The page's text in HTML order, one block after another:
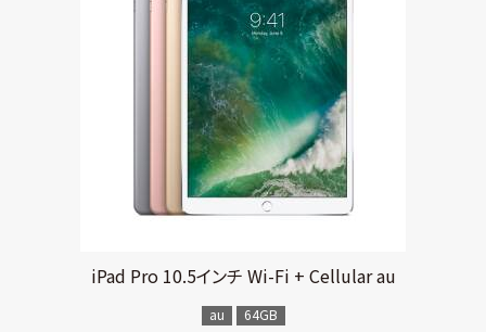
iPad Pro 10.5インチ Wi-Fi + Cellular au
au 64GB